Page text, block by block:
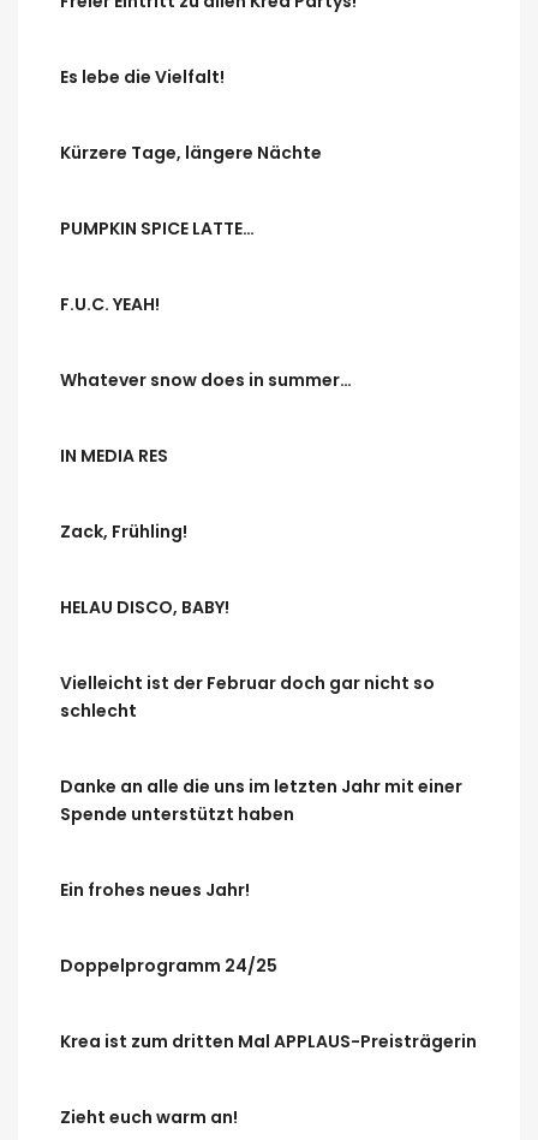
Es lebe die Vielfalt!
Kürzere Tage, längere Nächte
PUMPKIN SPICE LATTE…
F.U.C. YEAH!
Whatever snow does in summer…
IN MEDIA RES
Zack, Frühling!
HELAU DISCO, BABY!
Vielleicht ist der Februar doch gar nicht so
schlecht
Danke an alle die uns im letzten Jahr mit einer
Spende unterstützt haben
Ein frohes neues Jahr!
Doppelprogramm 24/25
Krea ist zum dritten Mal APPLAUS-Preisträgerin
Zieht euch warm an!